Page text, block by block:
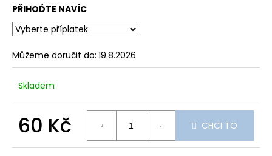
PŘIHOĎTE NAVÍC
Můžeme doručit do: 19.8.2026
Skladem
60 Kč CHCI TO